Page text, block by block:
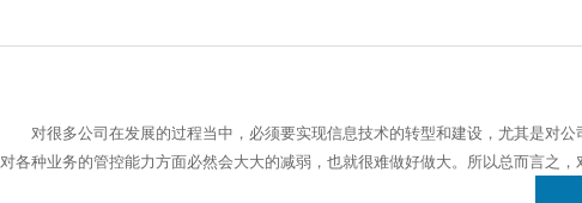
对很多公司在发展的过程当中，必须要实现信息技术的转型和建设，尤其是对公
对各种业务的管控能力方面必然会大大的减弱，也就很难做好做大。所以总而言之